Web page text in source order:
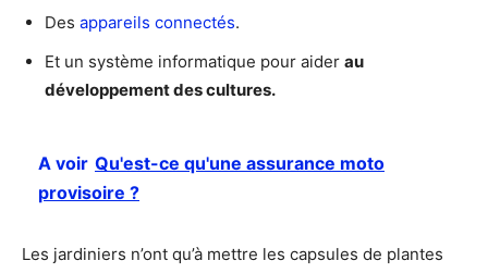
Des appareils connectés.
Et un système informatique pour aider au
développement des cultures.
A voir Qu'est-ce qu'une assurance moto
provisoire ?
Les jardiniers n’ont qu’à mettre les capsules de plantes